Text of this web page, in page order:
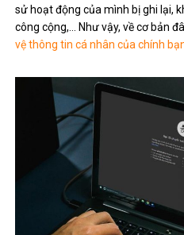
sử hoạt động của mình bị ghi lại,
công cộng,… Như vậy, về cơ bản
vệ thông tin cá nhân của chính